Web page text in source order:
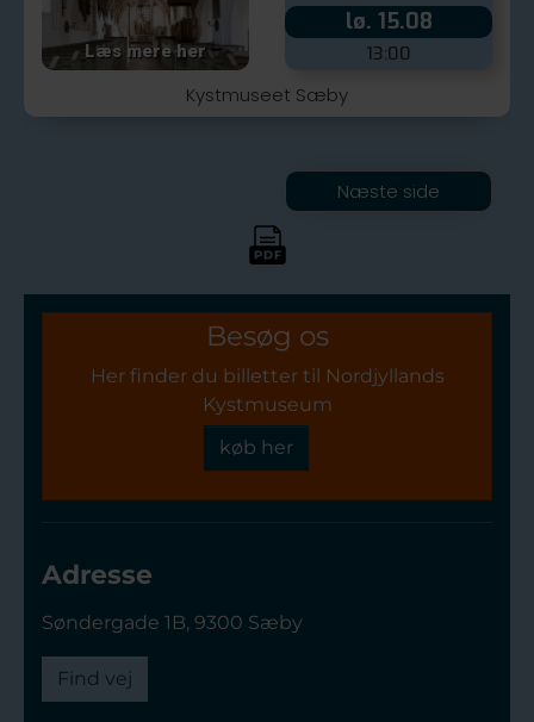
Besøg os
Her finder du billetter til Nordjyllands
Kystmuseum
køb her
Adresse
Søndergade 1B, 9300 Sæby
Find vej